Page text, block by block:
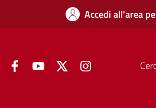
Accedi all'area
FacebookYouTube Twitter